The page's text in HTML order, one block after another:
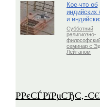
Кое-что об
индийских
и
Субботний
религиозно-
семинар с
Лейтаном
Р­РєСЃРїРµСЂС‚-